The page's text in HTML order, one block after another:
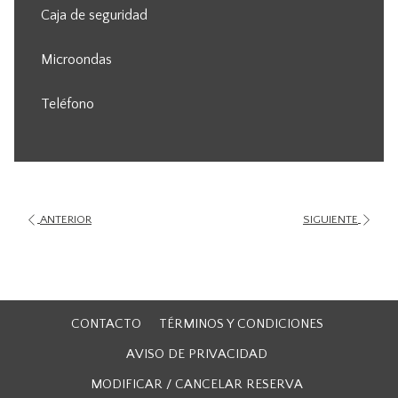
Caja de seguridad
Microondas
Teléfono
ANTERIOR SIGUIENTE
CONTACTO
TÉRMINOS Y CONDICIONES
AVISO DE PRIVACIDAD
MODIFICAR / CANCELAR RESERVA